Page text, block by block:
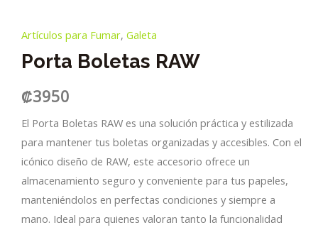
Artículos para Fumar, Galeta
Porta Boletas RAW
₡3950
El Porta Boletas RAW es una solución práctica y estilizada
para mantener tus boletas organizadas y accesibles. Con el
icónico diseño de RAW, este accesorio ofrece un
almacenamiento seguro y conveniente para tus papeles,
manteniéndolos en perfectas condiciones y siempre a
mano. Ideal para quienes valoran tanto la funcionalidad